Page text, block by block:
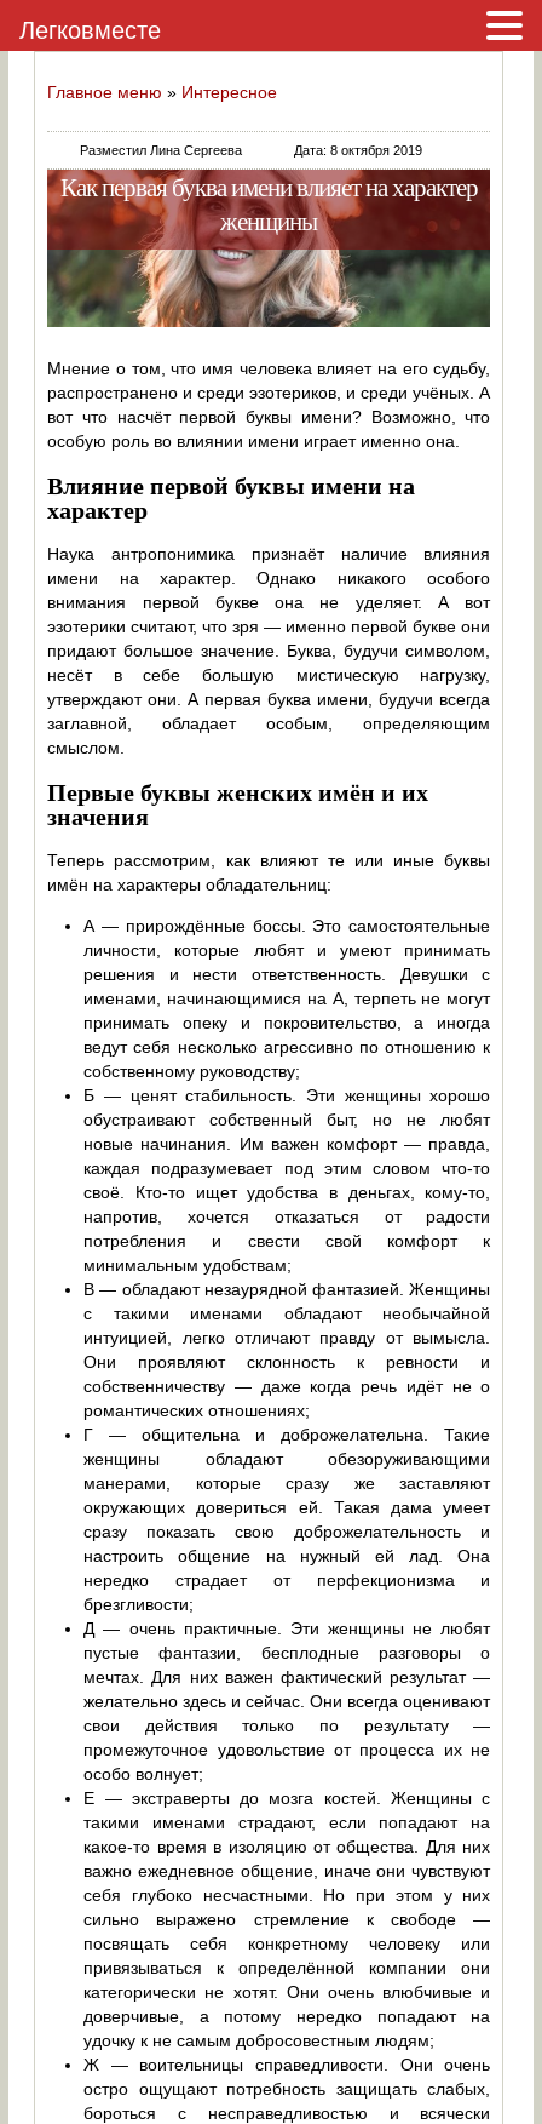
Главное меню » Интересное
Разместил Лина Сергеева Дата: 8 октября 2019
Как первая буква имени влияет на характер
женщины
Мнение о том, что имя человека влияет на его судьбу,
распространено и среди эзотериков, и среди учёных. А
вот что насчёт первой буквы имени? Возможно, что
особую роль во влиянии имени играет именно она.
Влияние первой буквы имени на
характер
Наука антропонимика признаёт наличие влияния
имени на характер. Однако никакого особого
внимания первой букве она не уделяет. А вот
эзотерики считают, что зря — именно первой букве они
придают большое значение. Буква, будучи символом,
несёт в себе большую мистическую нагрузку,
утверждают они. А первая буква имени, будучи всегда
заглавной, обладает особым, определяющим
смыслом.
Первые буквы женских имён и их
значения
Теперь рассмотрим, как влияют те или иные буквы
имён на характеры обладательниц:
А — прирождённые боссы. Это самостоятельные
личности, которые любят и умеют принимать
решения и нести ответственность. Девушки с
именами, начинающимися на А, терпеть не могут
принимать опеку и покровительство, а иногда
ведут себя несколько агрессивно по отношению к
собственному руководству;
Б — ценят стабильность. Эти женщины хорошо
обустраивают собственный быт, но не любят
новые начинания. Им важен комфорт — правда,
каждая подразумевает под этим словом что-то
своё. Кто-то ищет удобства в деньгах, кому-то,
напротив, хочется отказаться от радости
потребления и свести свой комфорт к
минимальным удобствам;
В — обладают незаурядной фантазией. Женщины
с такими именами обладают необычайной
интуицией, легко отличают правду от вымысла.
Они проявляют склонность к ревности и
собственничеству — даже когда речь идёт не о
романтических отношениях;
Г — общительна и доброжелательна. Такие
женщины обладают обезоруживающими
манерами, которые сразу же заставляют
окружающих довериться ей. Такая дама умеет
сразу показать свою доброжелательность и
настроить общение на нужный ей лад. Она
нередко страдает от перфекционизма и
брезгливости;
Д — очень практичные. Эти женщины не любят
пустые фантазии, бесплодные разговоры о
мечтах. Для них важен фактический результат —
желательно здесь и сейчас. Они всегда оценивают
свои действия только по результату —
промежуточное удовольствие от процесса их не
особо волнует;
Е — экстраверты до мозга костей. Женщины с
такими именами страдают, если попадают на
какое-то время в изоляцию от общества. Для них
важно ежедневное общение, иначе они чувствуют
себя глубоко несчастными. Но при этом у них
сильно выражено стремление к свободе —
посвящать себя конкретному человеку или
привязываться к определённой компании они
категорически не хотят. Они очень влюбчивые и
доверчивые, а потому нередко попадают на
удочку к не самым добросовестным людям;
Ж — воительницы справедливости. Они очень
остро ощущают потребность защищать слабых,
бороться с несправедливостью и всячески
Легковместе